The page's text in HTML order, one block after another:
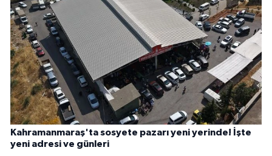
Kahramanmaraş'ta sosyete pazarı yeni yerinde! İşte
yeni adresi ve günleri